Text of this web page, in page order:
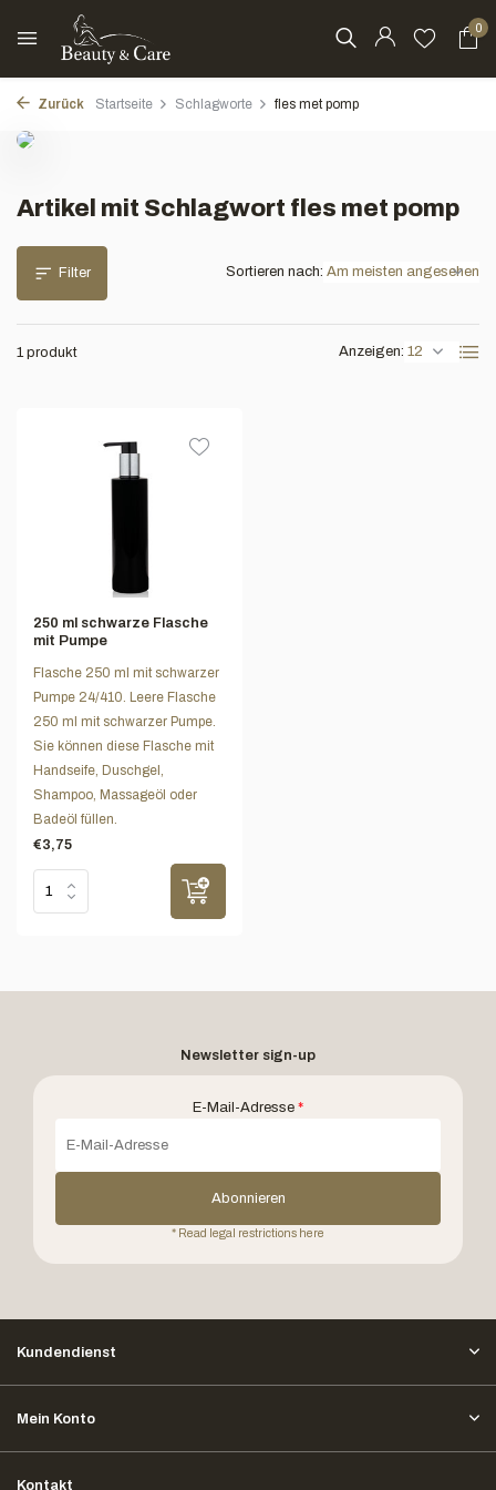
0
Zurück Startseite Schlagworte fles met pomp
Artikel mit Schlagwort fles met pomp
Filter
1 produkt Anzeigen:
Sortieren nach:
250 ml schwarze Flasche
mit Pumpe
Flasche 250 ml mit schwarzer
Pumpe 24/410. Leere Flasche
250 ml mit schwarzer Pumpe.
Sie können diese Flasche mit
Handseife, Duschgel,
Shampoo, Massageöl oder
Badeöl füllen.
€3,75
Newsletter sign-up
E-Mail-Adresse *
Abonnieren
* Read legal restrictions here
Kundendienst
Mein Konto
Kontakt